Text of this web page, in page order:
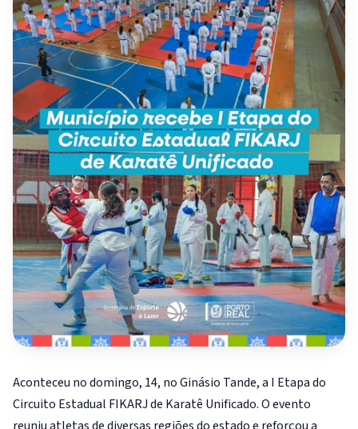
Aconteceu no domingo, 14, no Ginásio Tande, a I Etapa do
Circuito Estadual FIKARJ de Karatê Unificado. O evento